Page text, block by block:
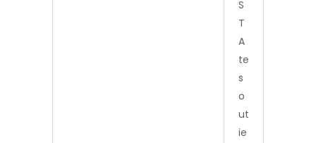
S
T
A
te
s
o
ut
ie